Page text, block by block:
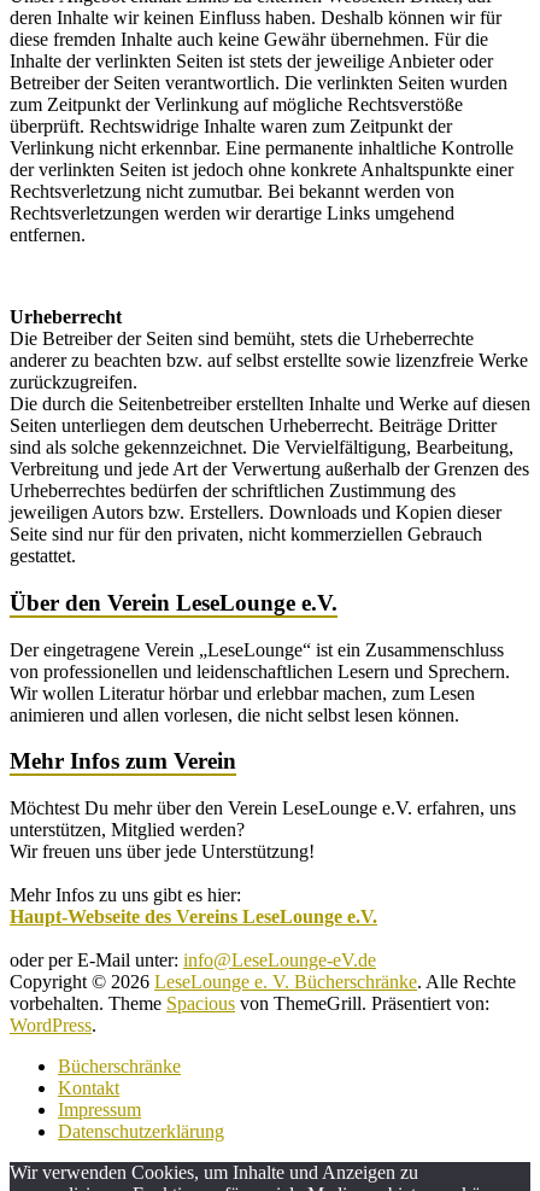
deren Inhalte wir keinen Einfluss haben. Deshalb können wir für
diese fremden Inhalte auch keine Gewähr übernehmen. Für die
Inhalte der verlinkten Seiten ist stets der jeweilige Anbieter oder
Betreiber der Seiten verantwortlich. Die verlinkten Seiten wurden
zum Zeitpunkt der Verlinkung auf mögliche Rechtsverstöße
überprüft. Rechtswidrige Inhalte waren zum Zeitpunkt der
Verlinkung nicht erkennbar. Eine permanente inhaltliche Kontrolle
der verlinkten Seiten ist jedoch ohne konkrete Anhaltspunkte einer
Rechtsverletzung nicht zumutbar. Bei bekannt werden von
Rechtsverletzungen werden wir derartige Links umgehend
entfernen.
Urheberrecht
Die Betreiber der Seiten sind bemüht, stets die Urheberrechte
anderer zu beachten bzw. auf selbst erstellte sowie lizenzfreie Werke
zurückzugreifen.
Die durch die Seitenbetreiber erstellten Inhalte und Werke auf diesen
Seiten unterliegen dem deutschen Urheberrecht. Beiträge Dritter
sind als solche gekennzeichnet. Die Vervielfältigung, Bearbeitung,
Verbreitung und jede Art der Verwertung außerhalb der Grenzen des
Urheberrechtes bedürfen der schriftlichen Zustimmung des
jeweiligen Autors bzw. Erstellers. Downloads und Kopien dieser
Seite sind nur für den privaten, nicht kommerziellen Gebrauch
gestattet.
Über den Verein LeseLounge e.V.
Der eingetragene Verein „LeseLounge“ ist ein Zusammenschluss
von professionellen und leidenschaftlichen Lesern und Sprechern.
Wir wollen Literatur hörbar und erlebbar machen, zum Lesen
animieren und allen vorlesen, die nicht selbst lesen können.
Mehr Infos zum Verein
Möchtest Du mehr über den Verein LeseLounge e.V. erfahren, uns
unterstützen, Mitglied werden?
Wir freuen uns über jede Unterstützung!
Mehr Infos zu uns gibt es hier:
Haupt-Webseite des Vereins LeseLounge e.V.
oder per E-Mail unter: info@LeseLounge-eV.de
Copyright © 2026 LeseLounge e. V. Bücherschränke. Alle Rechte
vorbehalten. Theme Spacious von ThemeGrill. Präsentiert von:
WordPress.
Bücherschränke
Kontakt
Impressum
Datenschutzerklärung
Wir verwenden Cookies, um Inhalte und Anzeigen zu